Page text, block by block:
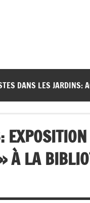
DANS LES JARDINS:
À LA